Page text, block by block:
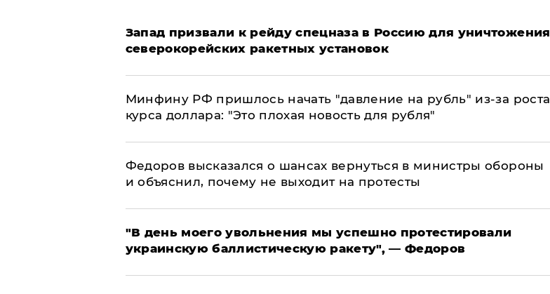
Запад призвали к рейду спецназа в Россию для уничтожения
северокорейских ракетных установок
Минфину РФ пришлось начать "давление на рубль" из-за роста
курса доллара: "Это плохая новость для рубля"
Федоров высказался о шансах вернуться в министры обороны
и объяснил, почему не выходит на протесты
​"В день моего увольнения мы успешно протестировали
украинскую баллистическую ракету", — Федоров